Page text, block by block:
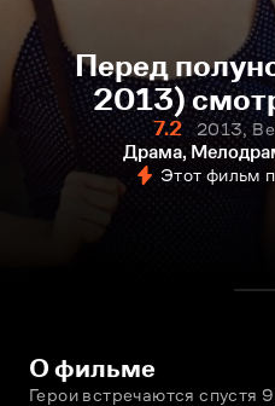
Перед
2013)
7.2
2013,
Драма,
Этот фильм
О фильме
Герои встречаются спустя